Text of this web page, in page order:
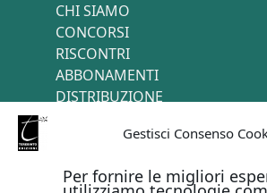
Gestisci Consenso
Per fornire le migliori
CHI SIAMO
CONCORSI
RISCONTRI
ABBONAMENTI
DISTRIBUZIONE